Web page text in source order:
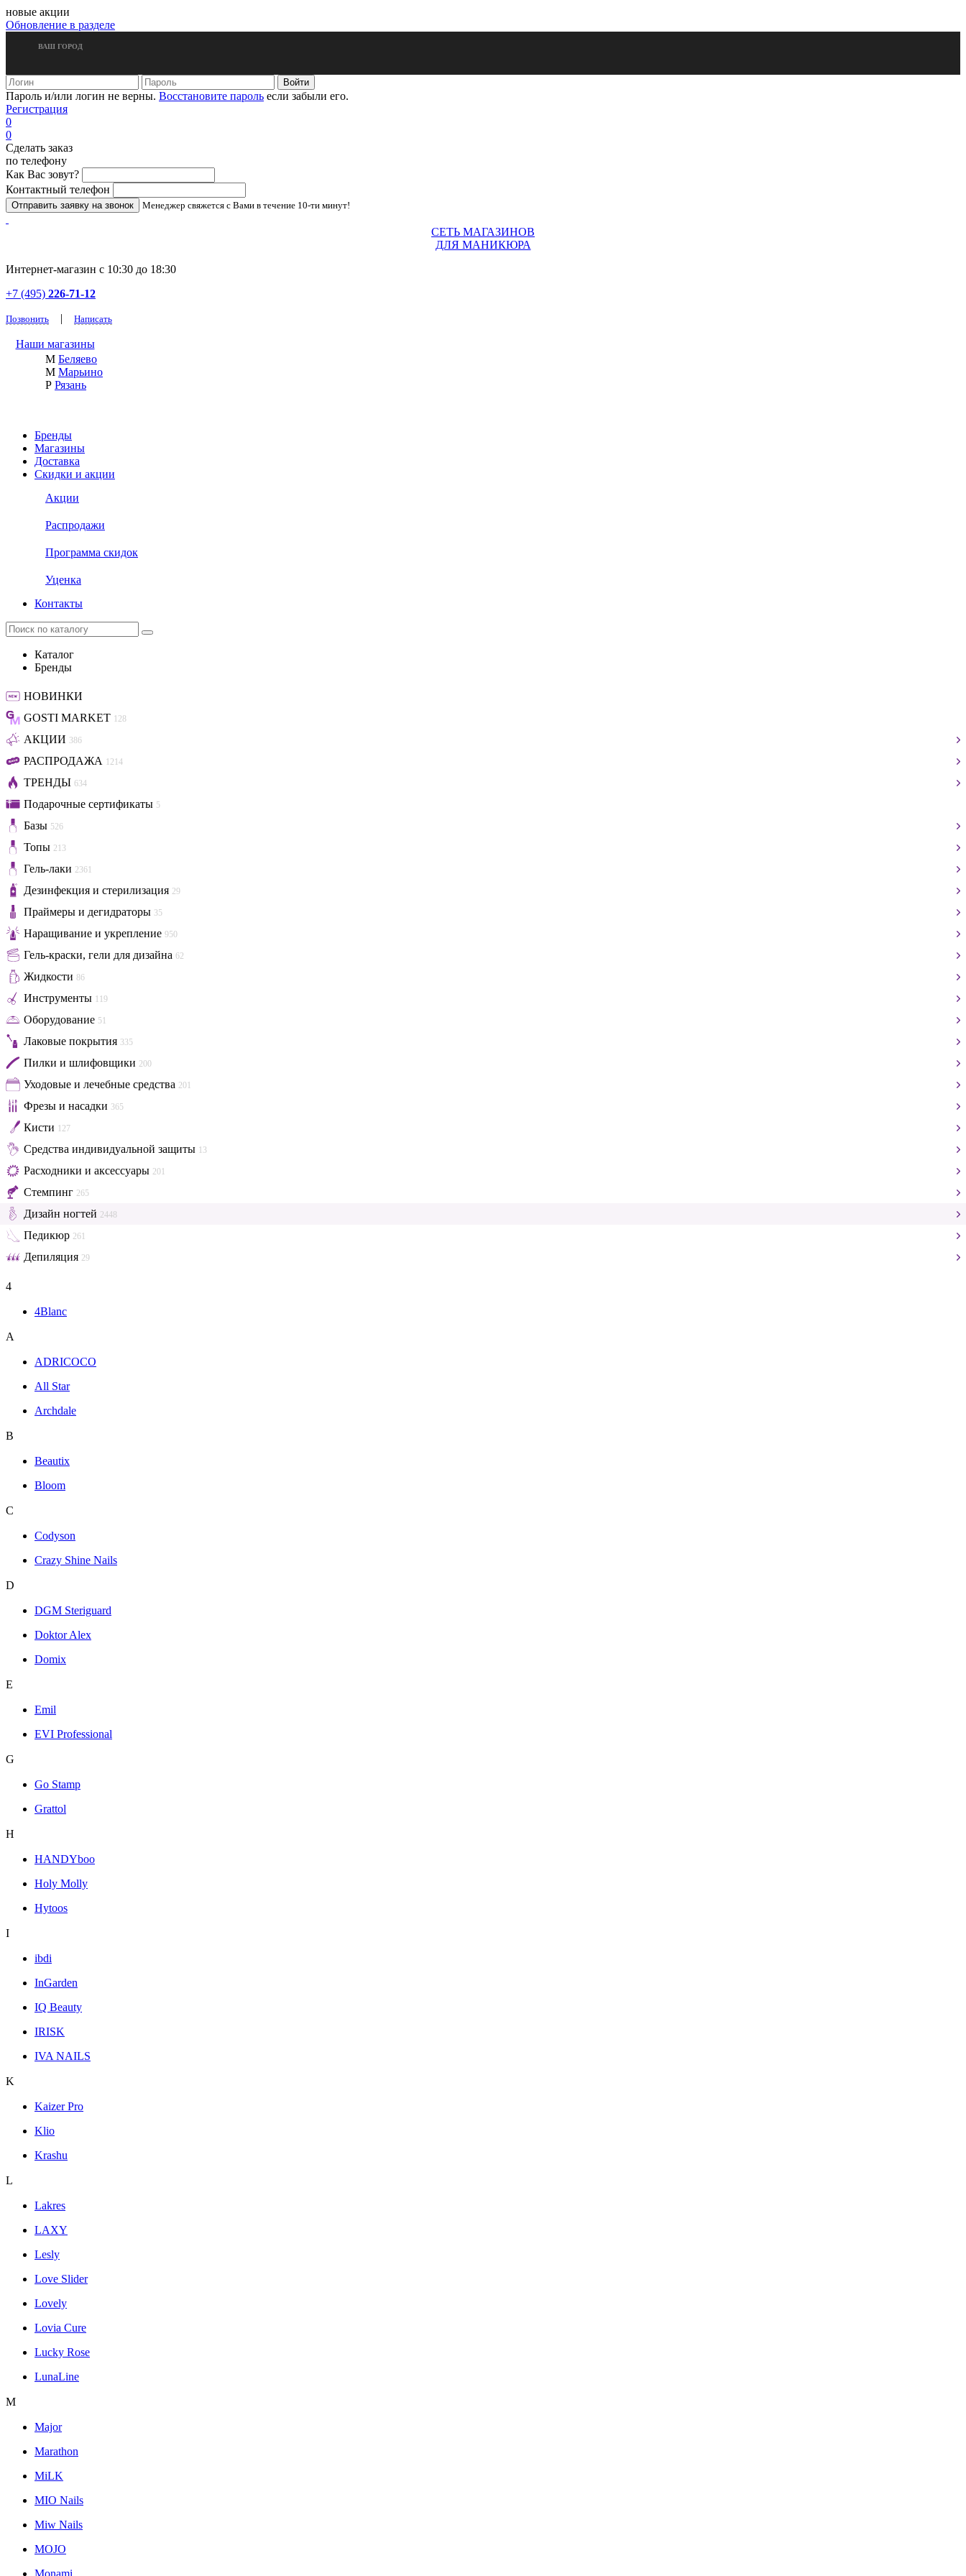
новые акции
Обновление в разделе
ВАШ ГОРОД
Пароль и/или логин не верны. Восстановите пароль если забыли его.
Регистрация
0
0
Сделать заказ
по телефону
Как Вас зовут?
Контактный телефон
Менеджер свяжется с Вами в течение 10-ти минут!
СЕТЬ МАГАЗИНОВ
ДЛЯ МАНИКЮРА
Интернет-магазин с 10:30 до 18:30
+7 (495) 226-71-12
Позвонить | Написать
Наши магазины
М Беляево
М Марьино
Р Рязань
Бренды
Магазины
Доставка
Скидки и акции
Акции
Распродажи
Программа скидок
Уценка
Контакты
Каталог
Бренды
НОВИНКИ
GOSTI MARKET 128
АКЦИИ 386
РАСПРОДАЖА 1214
ТРЕНДЫ 634
Подарочные сертификаты 5
Базы 526
Топы 213
Гель-лаки 2361
Дезинфекция и стерилизация 29
Праймеры и дегидраторы 35
Наращивание и укрепление 950
Гель-краски, гели для дизайна 62
Жидкости 86
Инструменты 119
Оборудование 51
Лаковые покрытия 335
Пилки и шлифовщики 200
Уходовые и лечебные средства 201
Фрезы и насадки 365
Кисти 127
Средства индивидуальной защиты 13
Расходники и аксессуары 201
Стемпинг 265
Дизайн ногтей 2448
Педикюр 261
Депиляция 29
4
4Blanc
A
ADRICOCO
All Star
Archdale
B
Beautix
Bloom
C
Codyson
Crazy Shine Nails
D
DGM Steriguard
Doktor Alex
Domix
E
Emil
EVI Professional
G
Go Stamp
Grattol
H
HANDYboo
Holy Molly
Hytoos
I
ibdi
InGarden
IQ Beauty
IRISK
IVA NAILS
K
Kaizer Pro
Klio
Krashu
L
Lakres
LAXY
Lesly
Love Slider
Lovely
Lovia Cure
Lucky Rose
LunaLine
M
Major
Marathon
MiLK
MIO Nails
Miw Nails
MOJO
Monami